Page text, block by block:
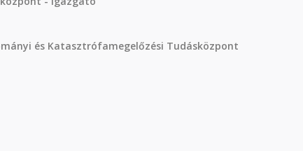
és Katasztrófamegelőzési Tudásközpont